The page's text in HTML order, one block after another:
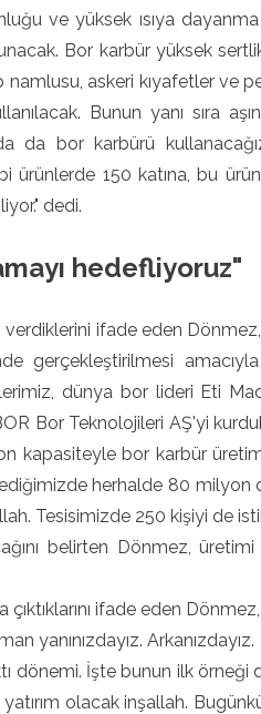
ve yüksek ısıya
Bor karbür yüksek
askeri kıyafetler ve
Bunun yanı sıra
da bor karbürü
150 katına, bu
dedi.
hedefliyoruz"
ifade eden
gerçekleştirilmesi amacıyla
dünya bor lideri Eti
Bor Teknolojileri AŞ'yi
kapasiteyle bor karbür
herhalde 80 milyon
Tesisimizde 250 kişiyi de
belirten Dönmez, üretimi
ifade eden
yanınızdayız.
dönemi. İşte bunun ilk örneği
olacak inşallah.